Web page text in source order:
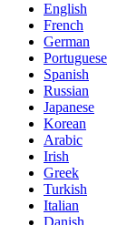
English
French
German
Portuguese
Spanish
Russian
Japanese
Korean
Arabic
Irish
Greek
Turkish
Italian